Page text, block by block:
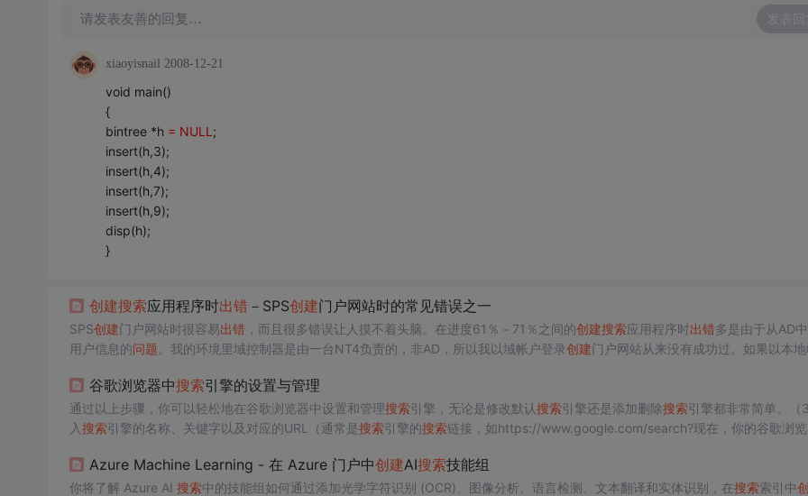
请发表友善的回复… 发表回
xiaoyisnail 2008-12-21
void main()
{
bintree *h = NULL ;
insert(h,3);
insert(h,4);
insert(h,7);
insert(h,9);
disp(h);
}
创建搜索应用程序时出错－SPS创建门户网站时的常见错误之一
SPS创建门户网站时很容易出错，而且很多错误让人摸不着头脑。在进度61％－71％之间的创建搜索应用程序时出错多是由于从AD
用户信息的问题 。我的环境里域控制器是由一台NT4负责的，非AD，所以我以域帐户登录创建门户网站从来没有成功过。如果以本地
户信息这一关。综上所述，...
谷歌浏览器中搜索引擎的设置与管理
通过以上步骤，你可以轻松地在谷歌浏览器中设置和管理搜索引擎，无论是修改默认搜索引擎还是添加删除搜索引擎都非常简单。（
入搜索引擎的名称、关键字以及对应的URL（通常是搜索引擎的搜索链接，如https://www.google.com/search?现在，你的谷歌浏览
“添加”，新的搜索引擎就会出现在其他搜索引擎列表中。在“默认搜索引擎”下拉菜单中选择你想要设为默认的
Azure Machine Learning - 在 Azure 门户中创建AI搜索技能组
你将了解 Azure AI 搜索中的技能组如何通过添加光学字符识别 (OCR)、图像分析、语言检测、文本翻译和实体识别，在搜索索引中